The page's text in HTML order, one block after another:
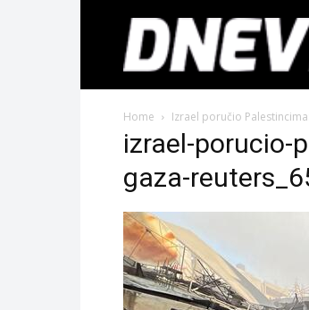
Home Izrael poručio
izrael-porucio-
gaza-